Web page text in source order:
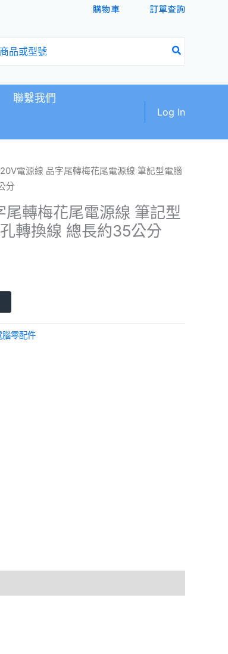
購物車 訂單查詢
聯繫我們
Log In
電源線 品字尾轉梅花尾電源線 筆記型電腦
分
轉梅花尾電源線 筆記型
轉換線 總長約35公分
。
腦零配件